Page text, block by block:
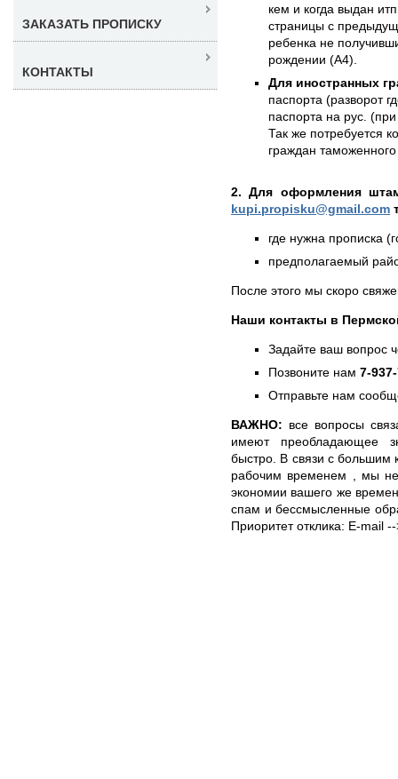
кем и когда выдан
страницы с
ребенка не
рождении (А4).
Для иностранных
паспорта (разворот
паспорта на рус.
Так же потребуется
граждан
2. Для оформления
kupi.propisku@gmail.com
где нужна прописка
предполагаемый
После этого мы скоро
Наши контакты в
Задайте ваш вопрос
Позвоните нам 7-
Отправьте нам
ВАЖНО: все вопросы
имеют преобладающее
быстро. В связи с большим
рабочим временем , мы не
экономии вашего же
спам и бессмысленные
Приоритет отклика: E-mail
ЗАКАЗАТЬ ПРОПИСКУ
КОНТАКТЫ